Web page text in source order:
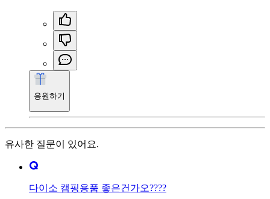
응원하기
유사한 질문이 있어요.
다이소 캠핑용품 좋은건가오????